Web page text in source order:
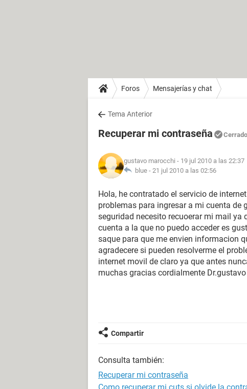
Foros Mensajerías y chat
Tema Anterior
Recuperar mi contraseña Cerrado
gustavo marocchi - 19 jul 2010 a las 22:37
blue - 21 jul 2010 a las 02:56
Hola, he contratado el servicio de
problemas para ingresar a mi cuenta
seguridad necesito recuoerar mi mail
cuenta a la que no puedo acceder es
saque para que me envien informacion
agradecere si pueden resolverme el
internet movil de claro ya que antes
muchas gracias cordialmente
Compartir
Consulta también:
Recuperar mi contraseña